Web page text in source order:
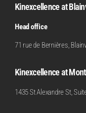
Kinexcellence at
Head office
71 rue de Bernières,
Kinexcellence at
1435 St Alexandre St,